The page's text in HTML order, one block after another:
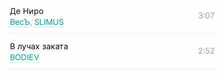
Де Ниро
ВесЪ, SLIMUS
3:07
В лучах заката
BODIEV
2:52